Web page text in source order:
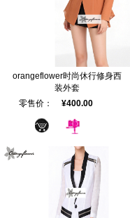
orangeflower时尚休行修身西
装外套
零售价：
¥400.00